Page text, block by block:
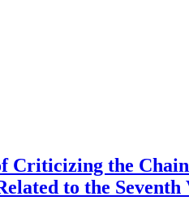
Criticizing the
to the